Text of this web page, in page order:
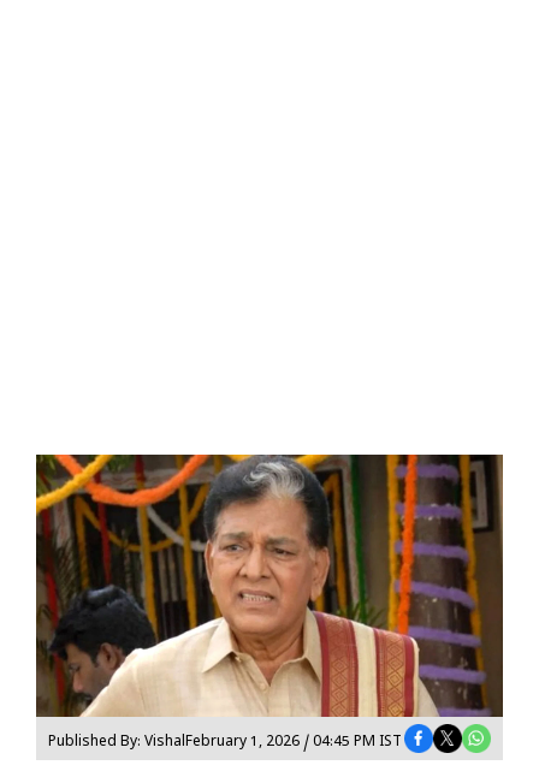
Published By: VishalFebruary 1, 2026 / 04:45 PM IST